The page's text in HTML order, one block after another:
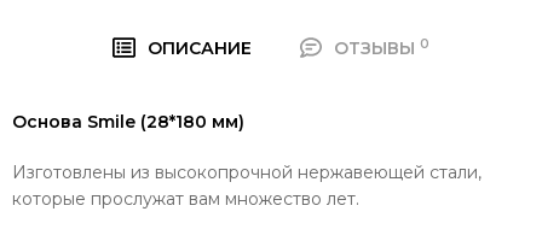
ОПИСАНИЕ ОТЗЫВЫ 0
Основа Smile (28*180 мм)
Изготовлены из высокопрочной нержавеющей стали,
которые прослужат вам множество лет.